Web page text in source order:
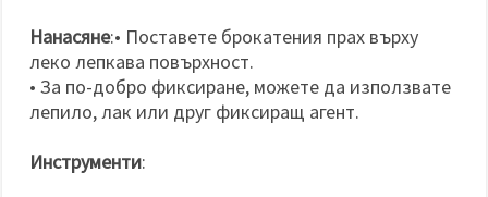
Нанасяне:• Поставете брокатения прах върху
леко лепкава повърхност.
• За по-добро фиксиране, можете да използвате
лепило, лак или друг фиксиращ агент.
Инструменти: